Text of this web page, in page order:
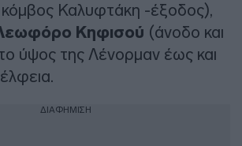
Καλυφτάκη -έξοδος),
Κηφισού (άνοδο και
ύψος της Λένορμαν έως και
ΔΙΑΦΗΜΙΣΗ